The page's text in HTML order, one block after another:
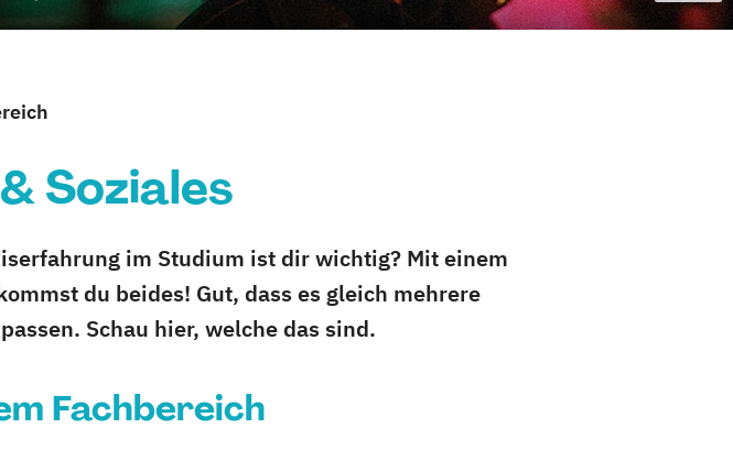
Soziales
im Studium ist dir wichtig? Mit einem
du beides! Gut, dass es gleich mehrere
Schau hier, welche das sind.
Fachbereich